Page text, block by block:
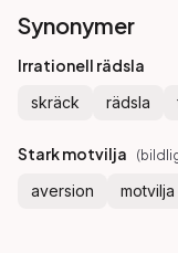
Synonymer
Irrationell rädsla
skräck rädsla
Stark motvilja (
aversion motvilja